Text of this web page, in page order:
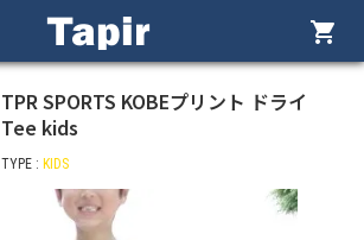
shopping_cart
TPR SPORTS KOBEプリント ドライ
Tee kids
TYPE : KIDS